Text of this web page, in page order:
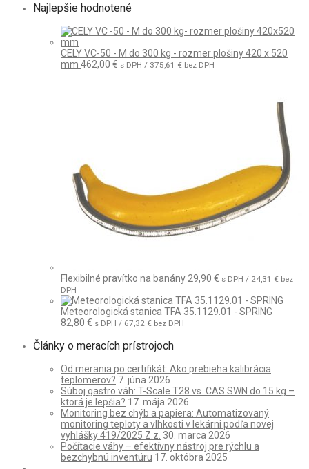
Najlepšie hodnotené
CELY VC-50 - M do 300 kg - rozmer plošiny 420 x 520
mm 462,00 € s DPH / 375,61 € bez DPH
Flexibilné pravítko na banány 29,90 € s DPH / 24,31 € bez
DPH
Meteorologická stanica TFA 35.1129.01 - SPRING
82,80 € s DPH / 67,32 € bez DPH
Články o meracích prístrojoch
Od merania po certifikát: Ako prebieha kalibrácia
teplomerov? 7. júna 2026
Súboj gastro váh: T-Scale T28 vs. CAS SWN do 15 kg –
ktorá je lepšia? 17. mája 2026
Monitoring bez chýb a papiera: Automatizovaný
monitoring teploty a vlhkosti v lekárni podľa novej
vyhlášky 419/2025 Z.z. 30. marca 2026
Počítacie váhy – efektívny nástroj pre rýchlu a
bezchybnú inventúru 17. októbra 2025